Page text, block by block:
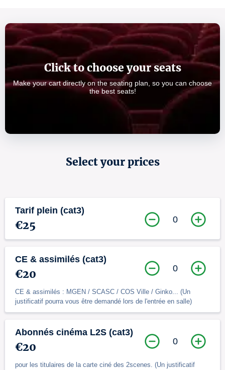
Click to choose your seats
Make your cart directly on the seating plan, so you can choose
the best seats!
Select your prices
Tarif plein (cat3)
€25 0
CE & assimilés (cat3)
€20
CE & assimilés : MGEN / SCASC / COS Ville / Ginko... (Un
justificatif pourra vous être demandé lors de l'entrée en salle)
0
Abonnés cinéma L2S (cat3)
€20
pour les titulaires de la carte ciné des 2scenes. (Un justificatif
0